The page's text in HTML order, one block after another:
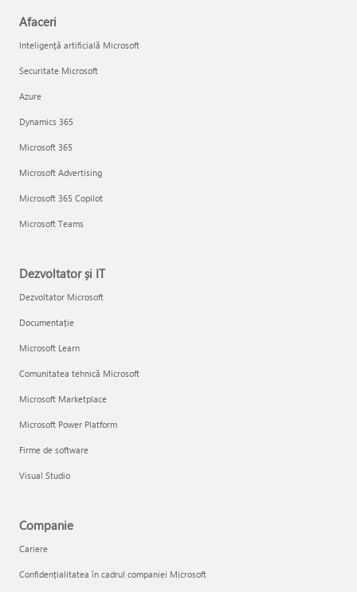
Afaceri
Inteligență artificială Microsoft
Securitate Microsoft
Azure
Dynamics 365
Microsoft 365
Microsoft Advertising
Microsoft 365 Copilot
Microsoft Teams
Dezvoltator și IT
Dezvoltator Microsoft
Documentație
Microsoft Learn
Comunitatea tehnică Microsoft
Microsoft Marketplace
Microsoft Power Platform
Firme de software
Visual Studio
Companie
Cariere
Confidențialitatea în cadrul companiei Microsoft